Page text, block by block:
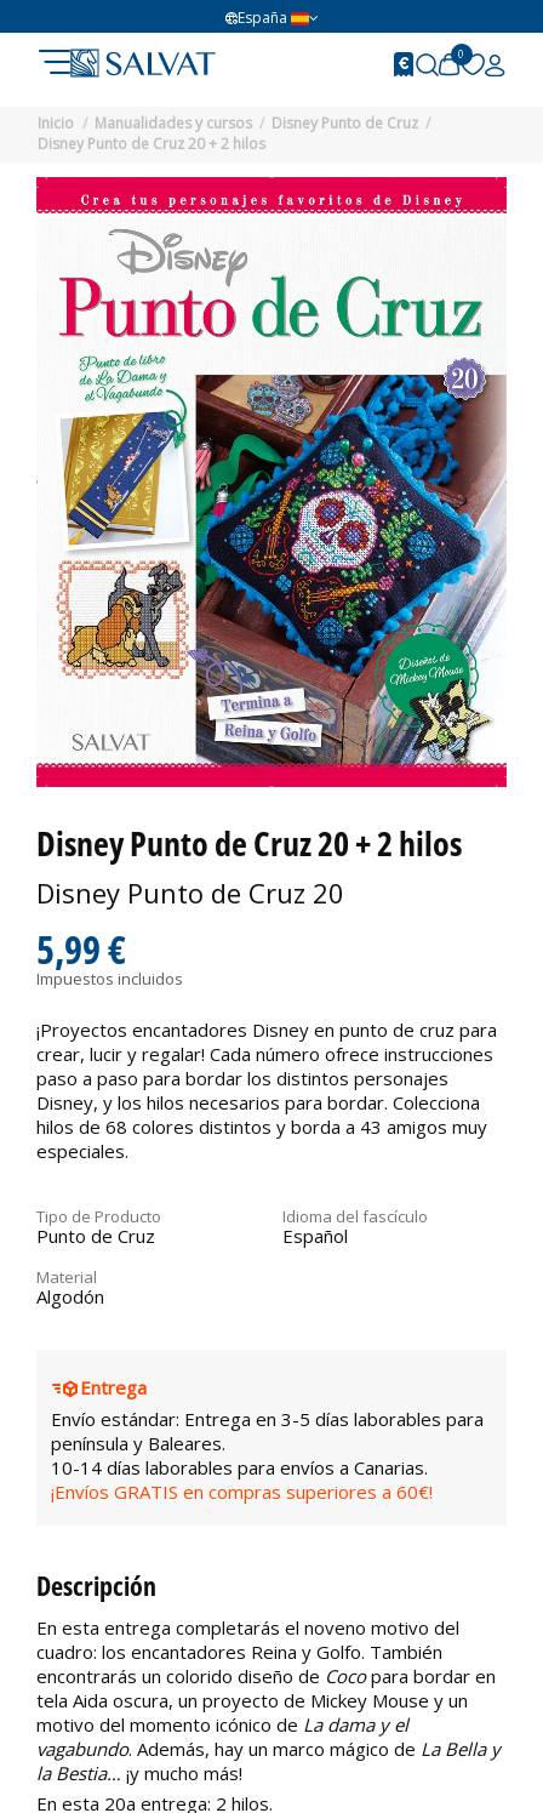
España
0
Inicio Manualidades y cursos
Disney Punto de Cruz
Disney Punto de Cruz 20 + 2 hilos
Disney Punto de Cruz 20 + 2 hilos
Disney Punto de Cruz 20
5,99 €
Impuestos incluidos
¡Proyectos encantadores Disney en punto de cruz para
crear, lucir y regalar! Cada número ofrece instrucciones
paso a paso para bordar los distintos personajes
Disney, y los hilos necesarios para bordar. Colecciona
hilos de 68 colores distintos y borda a 43 amigos muy
especiales.
Tipo de Producto
Punto de Cruz
Idioma del fascículo
Español
Material
Algodón
Entrega
Envío estándar: Entrega en 3-5 días laborables para
península y Baleares.
10-14 días laborables para envíos a Canarias.
¡Envíos GRATIS en compras superiores a 60€!
Descripción
En esta entrega completarás el noveno motivo del
cuadro: los encantadores Reina y Golfo. También
encontrarás un colorido diseño de Cocopara bordar en
tela Aida oscura, un proyecto de Mickey Mouse y un
motivo del momento icónico de La dama y el
vagabundo. Además, hay un marco mágico de La Bella y
la Bestia… ¡y mucho más!
En esta 20a entrega: 2 hilos.